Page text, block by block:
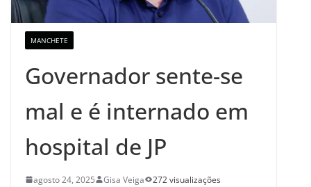
MANCHETE
Governador sente-se
mal e é internado em
hospital de JP
agosto 24, 2025 Gisa Veiga
272 visualizações